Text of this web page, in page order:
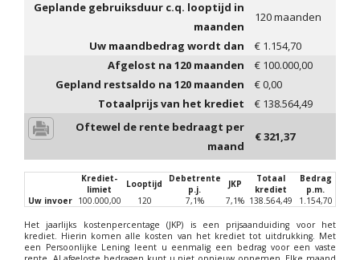
Geplande gebruiksduur c.q. looptijd in
maanden
120maanden
Uw maandbedrag wordt dan
€ 1.154,70
Afgelost na 120 maanden € 100.000,00
Gepland restsaldo na 120 maanden €0,00
Totaalprijs van het krediet
€ 138.564,49
Oftewel de rente bedraagt per
maand
€321,37
Krediet-
limiet
Looptijd
Debetrente
p.j.
JKP
Totaal
krediet
Bedrag
p.m.
Uw invoer
100.000,00 120 7,1% 7,1% 138.564,49 1.154,70
Het jaarlijks kostenpercentage (JKP) is een prijsaanduiding voor het
krediet. Hierin komen alle kosten van het krediet tot uitdrukking. Met
een Persoonlijke Lening leent u eenmalig een bedrag voor een vaste